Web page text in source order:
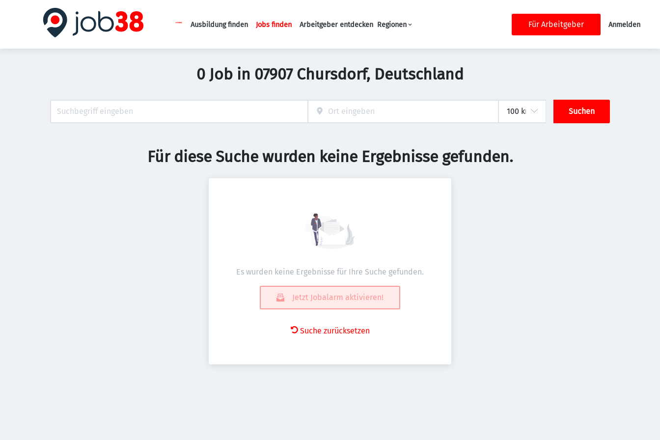
Haupt-Navigation
Ausbildung finden Jobs finden Arbeitgeber entdecken Regionen Für Arbeitgeber Anmelden
0 Job in 07907 Chursdorf, Deutschland
Suchen
Für diese Suche wurden keine Ergebnisse gefunden.
Es wurden keine Ergebnisse für Ihre Suche gefunden.
Jetzt Jobalarm aktivieren!
Suche zurücksetzen